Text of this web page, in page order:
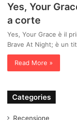
Yes, Your
a corte
Yes, Your Grace è il
Brave At Night; è un
Read More »
Categories
Recensione